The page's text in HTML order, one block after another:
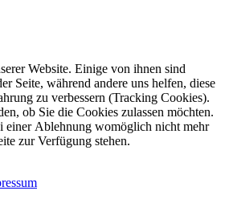
Website. Einige von ihnen sind
Seite, während andere uns helfen, diese
zu verbessern (Tracking Cookies).
ob Sie die Cookies zulassen möchten.
einer Ablehnung womöglich nicht mehr
zur Verfügung stehen.